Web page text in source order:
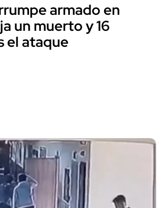
armado en
un muerto y 16
el ataque